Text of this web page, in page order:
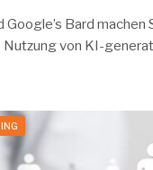
Google’s Bard machen
von KI-